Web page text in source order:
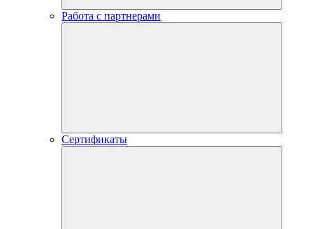
Работа с партнерами
Сертификаты